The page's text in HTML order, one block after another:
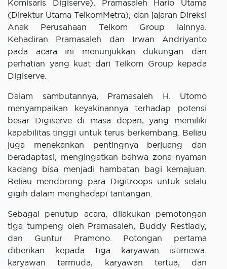
Komisaris Digiserve), Pramasaleh Hario Utama
(Direktur Utama TelkomMetra), dan jajaran Direksi
Anak Perusahaan Telkom Group lainnya.
Kehadiran Pramasaleh dan Irwan Andriyanto
pada acara ini menunjukkan dukungan dan
perhatian yang kuat dari Telkom Group kepada
Digiserve.
Dalam sambutannya, Pramasaleh H. Utomo
menyampaikan keyakinannya terhadap potensi
besar Digiserve di masa depan, yang memiliki
kapabilitas tinggi untuk terus berkembang. Beliau
juga menekankan pentingnya berjuang dan
beradaptasi, mengingatkan bahwa zona nyaman
kadang bisa menjadi hambatan bagi kemajuan.
Beliau mendorong para Digitroops untuk selalu
gigih dalam menghadapi tantangan.
Sebagai penutup acara, dilakukan pemotongan
tiga tumpeng oleh Pramasaleh, Buddy Restiady,
dan Guntur Pramono. Potongan pertama
diberikan kepada tiga karyawan istimewa:
karyawan termuda, karyawan tertua, dan